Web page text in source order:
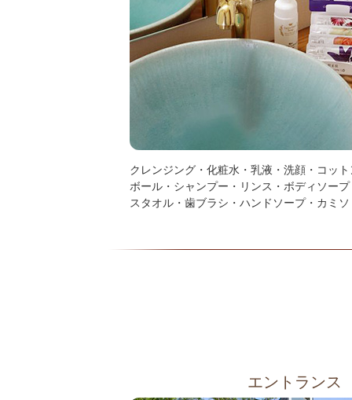
クレンジング・化粧水・乳液・洗顔・コッ
ボール・シャンプー・リンス・ボディソー
スタオル・歯ブラシ・ハンドソープ・カミ
エントランス